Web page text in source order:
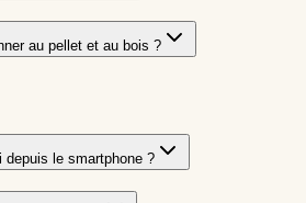
au pellet et au bois ?
depuis le smartphone ?